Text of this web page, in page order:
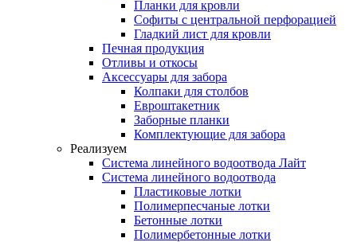
Планки для кровли
Софиты с центральной перфорацией
Гладкий лист для кровли
Печная продукция
Отливы и откосы
Аксессуары для забора
Колпаки для столбов
Евроштакетник
Заборные планки
Комплектующие для забора
Реализуем
Система линейного водоотвода Лайт
Система линейного водоотвода
Пластиковые лотки
Полимерпесчаные лотки
Бетонные лотки
Полимербетонные лотки